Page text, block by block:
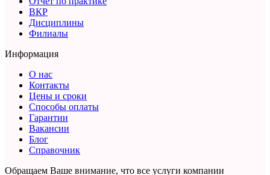
ВКР
Дисциплины
Филиалы
Информация
О нас
Контакты
Цены и сроки
Способы оплаты
Гарантии
Вакансии
Блог
Справочник
Обращаем Ваше внимание, что все услуги компании